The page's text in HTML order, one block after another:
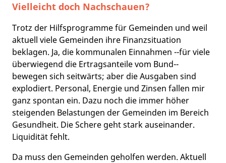
Vielleicht doch Nachschauen?
Trotz der Hilfsprogramme für Gemeinden und weil
aktuell viele Gemeinden ihre Finanzsituation
beklagen. Ja, die kommunalen Einnahmen --für viele
überwiegend die Ertragsanteile vom Bund--
bewegen sich seitwärts; aber die Ausgaben sind
explodiert. Personal, Energie und Zinsen fallen mir
ganz spontan ein. Dazu noch die immer höher
steigenden Belastungen der Gemeinden im Bereich
Gesundheit. Die Schere geht stark auseinander.
Liquidität fehlt.
Da muss den Gemeinden geholfen werden. Aktuell